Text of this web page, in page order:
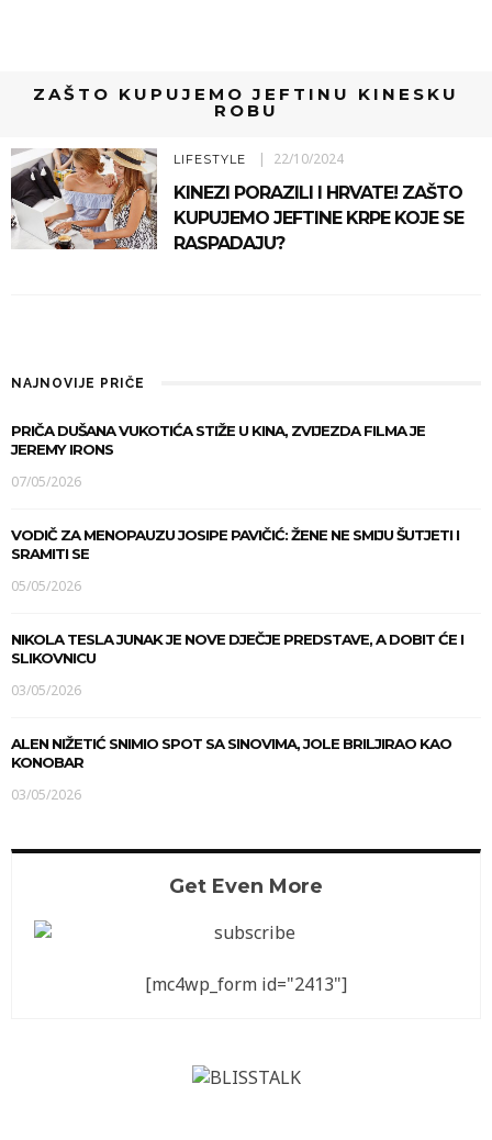
ZAŠTO KUPUJEMO JEFTINU KINESKU
ROBU
LIFESTYLE 22/10/2024
KINEZI PORAZILI I HRVATE! ZAŠTO
KUPUJEMO JEFTINE KRPE KOJE SE
RASPADAJU?
NAJNOVIJE PRIČE
PRIČA DUŠANA VUKOTIĆA STIŽE U KINA, ZVIJEZDA FILMA JE
JEREMY IRONS
07/05/2026
VODIČ ZA MENOPAUZU JOSIPE PAVIČIĆ: ŽENE NE SMIJU ŠUTJETI I
SRAMITI SE
05/05/2026
NIKOLA TESLA JUNAK JE NOVE DJEČJE PREDSTAVE, A DOBIT ĆE I
SLIKOVNICU
03/05/2026
ALEN NIŽETIĆ SNIMIO SPOT SA SINOVIMA, JOLE BRILJIRAO KAO
KONOBAR
03/05/2026
Get Even More
[mc4wp_form id="2413"]